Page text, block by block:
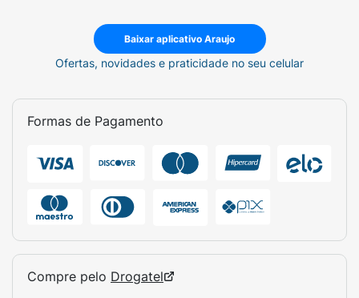
Baixar aplicativo Araujo
Ofertas, novidades e praticidade no seu celular
Formas de Pagamento
Compre pelo Drogatel